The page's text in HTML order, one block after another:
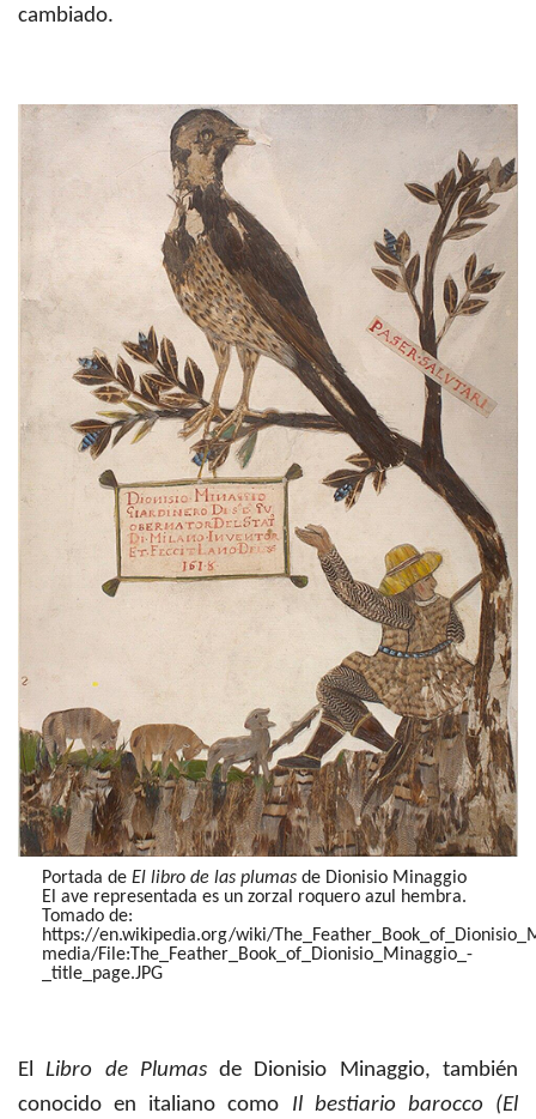
cambiado.
Portada de El libro de las plumas de Dionisio Minaggio
El ave representada es un zorzal roquero azul hembra.
Tomado de:
https://en.wikipedia.org/wiki/
media/File:The_Feather_Book_of_Dionisio_Minaggio_-
_title_page.JPG
ElLibro de Plumasde Dionisio Minaggio, también
conocido en italiano como Il bestiario barocco (El